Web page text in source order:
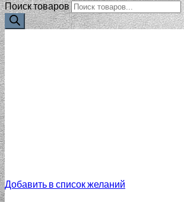
Поиск товаров
Добавить в список желаний